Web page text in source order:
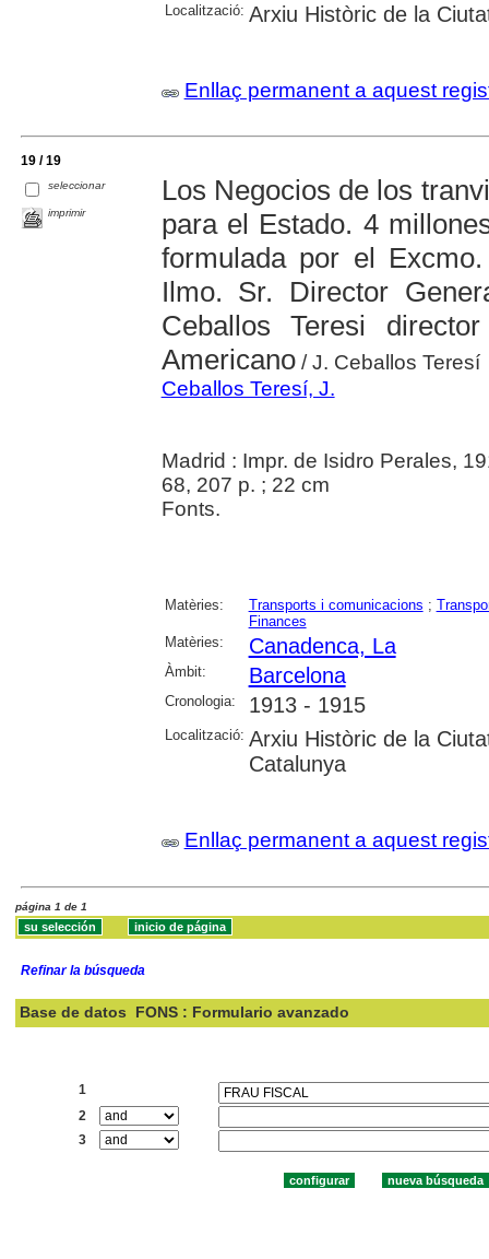
Localització: Arxiu Històric de la
Enllaç permanent a aquest
19 / 19
seleccionar
imprimir
Los Negocios de los
para el Estado. 4
formulada por el
Ilmo. Sr. Director
Ceballos Teresi
Americano/ J. Ceballos Teresí
Ceballos Teresí, J.
Madrid : Impr. de Isidro Perales,
68, 207 p. ; 22 cm
Fonts.
Matèries: Transports i comunicacions ;
Finances
Matèries:
Canadenca, La
Àmbit: Barcelona
Cronologia: 1913 - 1915
Localització: Arxiu Històric de la
Catalunya
Enllaç permanent a aquest
página 1 de 1
Refinar la búsqueda
Base de datos FONS : Formulario avanzado
1
2
3